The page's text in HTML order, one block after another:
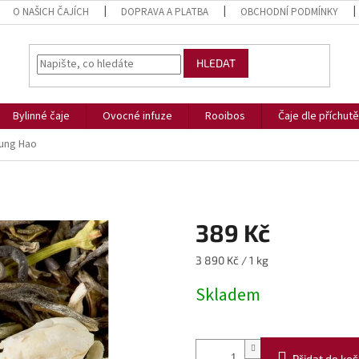
O NAŠICH ČAJÍCH DOPRAVA A PLATBA OBCHODNÍ PODMÍNKY
HLEDAT
Bylinné čaje Ovocné infuze Rooibos Čaje dle příchutě
Hao
389 Kč
Měrná
3 890 Kč / 1 kg
Skladem